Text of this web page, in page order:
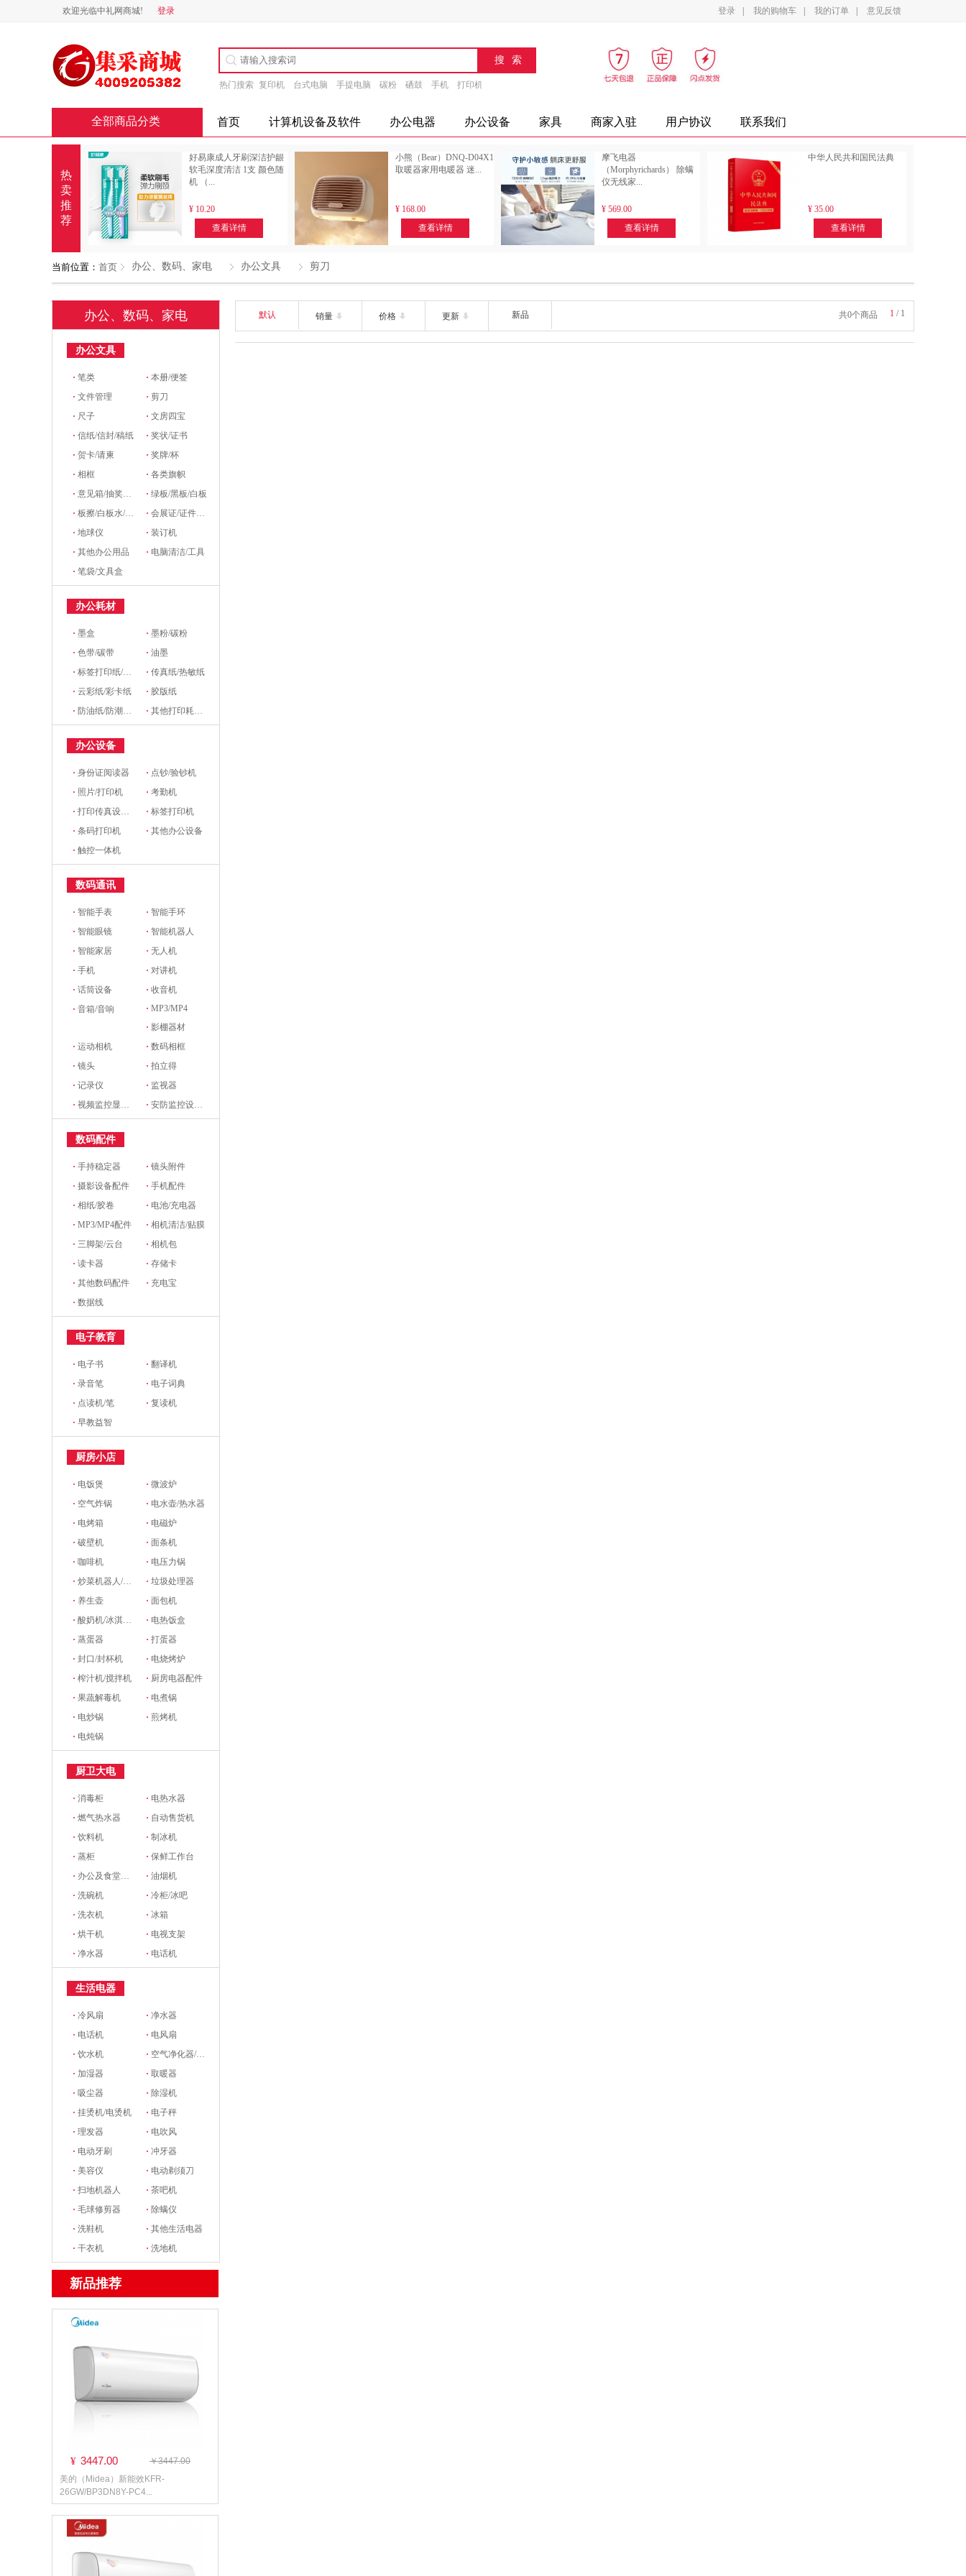
欢迎光临中礼网商城! 登录 登录 我的购物车 我的订单 意见反馈
热门搜索 复印机 台式电脑 手提电脑 碳粉 硒鼓 手机 打印机 办公设备 摄影设备 家电 办公家具
全部商品分类 首页 计算机设备及软件 办公电器 办公设备 家具 商家入驻 用户协议 联系我们
热
卖
推
荐
好易康成人牙刷深洁护龈
软毛深度清洁 1支 颜色随
机 （...
¥ 10.20
查看详情
小熊（Bear）DNQ-D04X1
取暖器家用电暖器 迷...
¥ 168.00
查看详情
摩飞电器
（Morphyrichards） 除螨
仪无线家...
¥ 569.00
查看详情
中华人民共和国民法典
¥ 35.00
查看详情
当前位置： 首页 办公、数码、家电 办公文具 剪刀
办公、数码、家电
办公文具
·笔类 ·本册/便签
·文件管理 ·剪刀
· 尺子 ·文房四宝
·信纸/信封/稿纸 ·奖状/证书
·贺卡/请柬 ·奖牌/杯
·相框 ·各类旗帜
·意见箱/抽奖箱/信件箱 ·绿板/黑板/白板
·板擦/白板水/磁粒/磁吸 ·会展证/证件卡/卡套挂绳/席位牌
·地球仪 ·装订机
·其他办公用品 · 电脑清洁/工具
·笔袋/文具盒
办公耗材
·墨盒 ·墨粉/碳粉
·色带/碳带 ·油墨
·标签打印纸/条码纸/收银纸 ·传真纸/热敏纸
·云彩纸/彩卡纸 · 胶版纸
· 防油纸/防潮纸/淋膜纸/硅油纸 ·其他打印耗材及附件
办公设备
·身份证阅读器 · 点钞/验钞机
· 照片/打印机 ·考勤机
·打印传真设备配件 ·标签打印机
·条码打印机 ·其他办公设备
·触控一体机
数码通讯
·智能手表 ·智能手环
·智能眼镜 ·智能机器人
·智能家居 ·无人机
·手机 ·对讲机
·话筒设备 ·收音机
·音箱/音响 ·MP3/MP4
·影棚器材
·运动相机 ·数码相框
·镜头 ·拍立得
·记录仪 · 监视器
·视频监控显示设备及配件 ·安防监控设备及配件
数码配件
·手持稳定器 ·镜头附件
·摄影设备配件 ·手机配件
·相纸/胶卷 · 电池/充电器
·MP3/MP4配件 ·相机清洁/贴膜
·三脚架/云台 ·相机包
·读卡器 ·存储卡
·其他数码配件 · 充电宝
·数据线
电子教育
· 电子书 ·翻译机
·录音笔 · 电子词典
· 点读机/笔 ·复读机
·早教益智
厨房小店
· 电饭煲 ·微波炉
· 空气炸锅 · 电水壶/热水器
· 电烤箱 · 电磁炉
·破壁机 ·面条机
·咖啡机 · 电压力锅
·炒菜机器人/料理机 ·垃圾处理器
· 养生壶 ·面包机
·酸奶机/冰淇淋机 · 电热饭盒
·蒸蛋器 ·打蛋器
·封口/封杯机 · 电烧烤炉
·榨汁机/搅拌机 · 厨房电器配件
·果蔬解毒机 · 电煮锅
· 电炒锅 ·煎烤机
· 电炖锅
厨卫大电
·消毒柜 · 电热水器
·燃气热水器 · 自动售货机
·饮料机 ·制冰机
·蒸柜 ·保鲜工作台
· 办公及食堂开水器 ·油烟机
·洗碗机 ·冷柜/冰吧
·洗衣机 ·冰箱
·烘干机 · 电视支架
·净水器 · 电话机
生活电器
·冷风扇 ·净水器
· 电话机 · 电风扇
·饮水机 · 空气净化器/新风系统
· 加湿器 ·取暖器
·吸尘器 · 除湿机
·挂烫机/电烫机 · 电子秤
·理发器 · 电吹风
· 电动牙刷 ·冲牙器
·美容仪 · 电动剃须刀
·扫地机器人 ·茶吧机
·毛球修剪器 · 除螨仪
·洗鞋机 ·其他生活电器
·干衣机 ·洗地机
新品推荐
¥ 3447.00
￥3447.00
美的（Midea）新能效KFR-
26GW/BP3DN8Y-PC4...
默认 销量 价格 更新 新品 共0个商品 1 / 1